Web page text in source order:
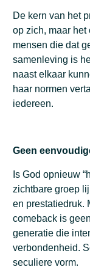
De kern van het
op zich, maar
mensen die dat
samenleving is
naast elkaar
haar normen
iedereen.
Geen
Is God opnieuw
zichtbare groep
en prestatiedruk.
comeback is
generatie die
verbondenheid.
seculiere vorm.